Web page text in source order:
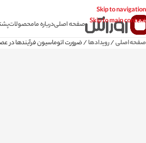
Skip to navigation
Skip to main content صفحه اصلیدرباره مامحصولات
صفحه اصلی/رویدادها/ضرورت اتوماسیون فرآیندها